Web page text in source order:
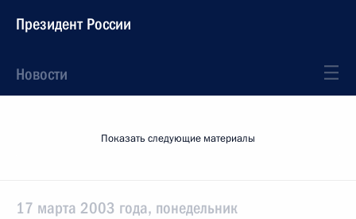
Президент России
Новости
Показать следующие материалы
17 марта 2003 года, понедельник